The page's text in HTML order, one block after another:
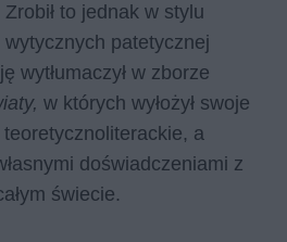
to jednak w stylu
patetycznej
wytłumaczył w zborze
w których wyłożył swoje
teoretycznoliterackie, a
doświadczeniami z
świecie.